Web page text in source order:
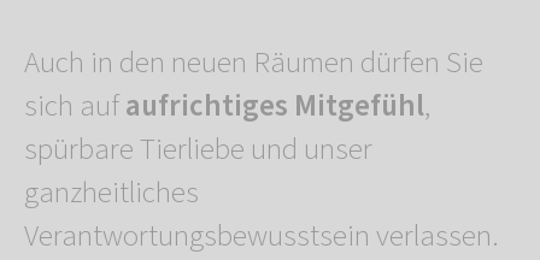
Auch in den neuen Räumen dürfen Sie
sich aufaufrichtiges Mitgefühl,
spürbare Tierliebe und unser
ganzheitliches
Verantwortungsbewusstsein verlassen.